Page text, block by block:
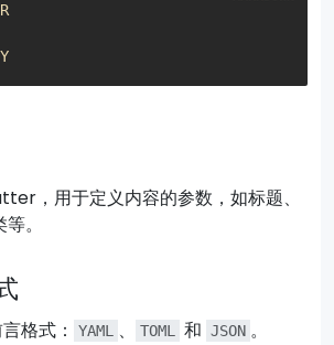
FRONT MATTER
CONTENT BODY
，用于定义内容的参数，如标题、
。
格式： YAML 、 TOML 和 JSON 。